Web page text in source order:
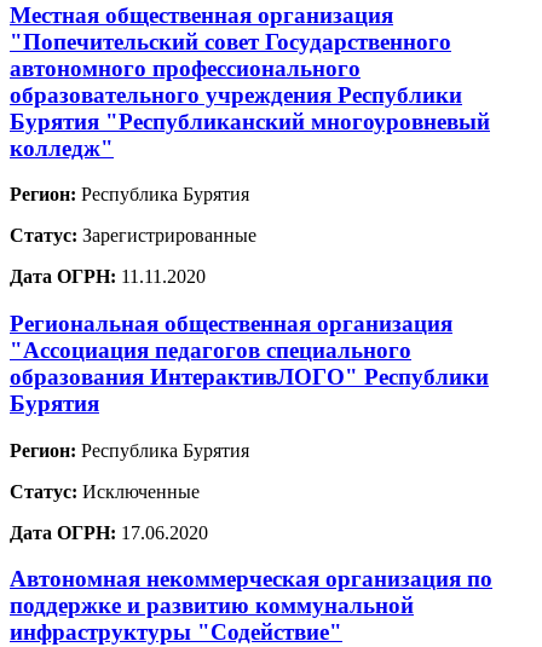
Местная общественная организация
"Попечительский совет Государственного
автономного профессионального
образовательного учреждения Республики
Бурятия "Республиканский многоуровневый
колледж"
Регион: Республика Бурятия
Статус: Зарегистрированные
Дата ОГРН: 11.11.2020
Региональная общественная организация
"Ассоциация педагогов специального
образования ИнтерактивЛОГО" Республики
Бурятия
Регион: Республика Бурятия
Статус: Исключенные
Дата ОГРН: 17.06.2020
Автономная некоммерческая организация по
поддержке и развитию коммунальной
инфраструктуры "Содействие"